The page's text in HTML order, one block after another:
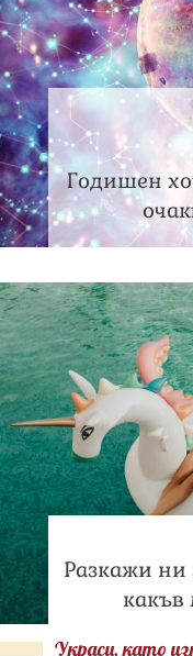
Годишен
Разкажи ни
какъв
Украси, като